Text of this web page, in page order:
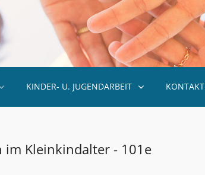
KINDER- U. JUGENDARBEIT
im Kleinkindalter - 101e